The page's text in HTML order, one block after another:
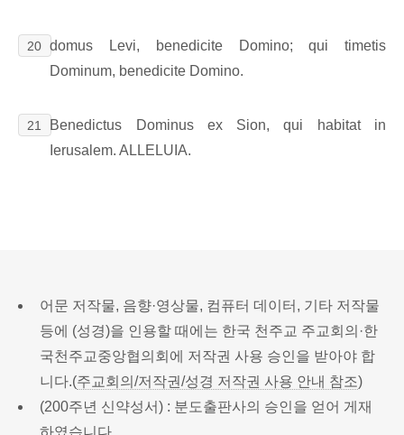
20 domus Levi, benedicite Domino; qui timetis
Dominum, benedicite Domino.
21
Benedictus Dominus ex Sion, qui habitat in
Ierusalem. ALLELUIA.
어문 저작물, 음향·영상물, 컴퓨터 데이터, 기타 저작물
등에 (성경)을 인용할 때에는 한국 천주교 주교회의·한
국천주교중앙협의회에 저작권 사용 승인을 받아야 합
니다.(주교회의/저작권/성경 저작권 사용 안내 참조)
(200주년 신약성서) : 분도출판사의 승인을 얻어 게재
하였습니다.